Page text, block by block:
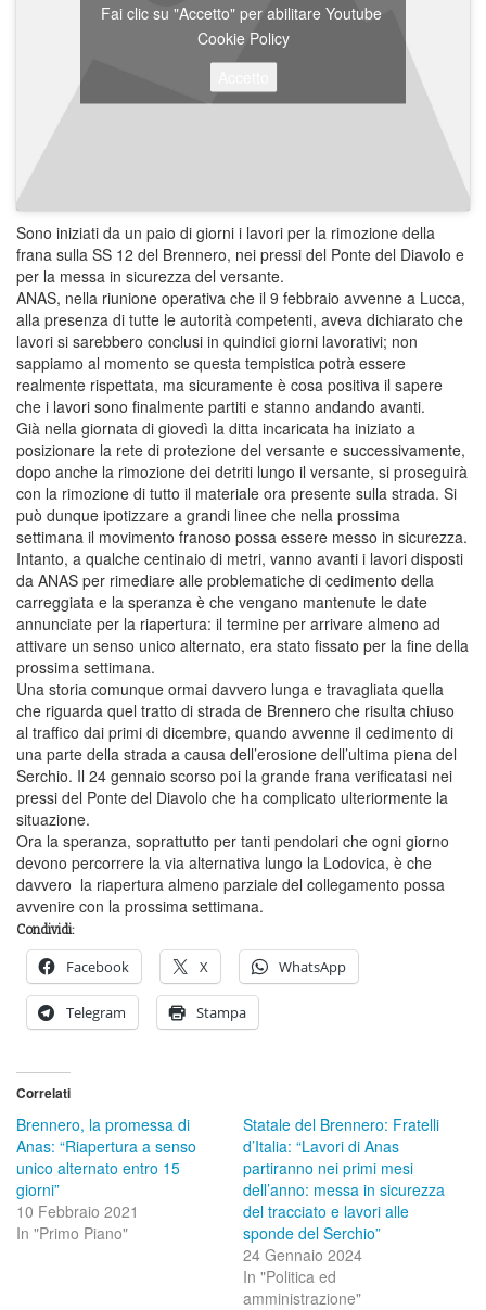
Fai clic su "Accetto" per abilitare Youtube
Cookie Policy
Sono iniziati da un paio di giorni i lavori per la rimozione della
frana sulla SS 12 del Brennero, nei pressi del Ponte del Diavolo e
per la messa in sicurezza del versante.
ANAS, nella riunione operativa che il 9 febbraio avvenne a Lucca,
alla presenza di tutte le autorità competenti, aveva dichiarato che
lavori si sarebbero conclusi in quindici giorni lavorativi; non
sappiamo al momento se questa tempistica potrà essere
realmente rispettata, ma sicuramente è cosa positiva il sapere
che i lavori sono finalmente partiti e stanno andando avanti.
Già nella giornata di giovedì la ditta incaricata ha iniziato a
posizionare la rete di protezione del versante e successivamente,
dopo anche la rimozione dei detriti lungo il versante, si proseguirà
con la rimozione di tutto il materiale ora presente sulla strada. Si
può dunque ipotizzare a grandi linee che nella prossima
settimana il movimento franoso possa essere messo in sicurezza.
Intanto, a qualche centinaio di metri, vanno avanti i lavori disposti
da ANAS per rimediare alle problematiche di cedimento della
carreggiata e la speranza è che vengano mantenute le date
annunciate per la riapertura: il termine per arrivare almeno ad
attivare un senso unico alternato, era stato fissato per la fine della
prossima settimana.
Una storia comunque ormai davvero lunga e travagliata quella
che riguarda quel tratto di strada de Brennero che risulta chiuso
al traffico dai primi di dicembre, quando avvenne il cedimento di
una parte della strada a causa dell’erosione dell’ultima piena del
Serchio. Il 24 gennaio scorso poi la grande frana verificatasi nei
pressi del Ponte del Diavolo che ha complicato ulteriormente la
situazione.
Ora la speranza, soprattutto per tanti pendolari che ogni giorno
devono percorrere la via alternativa lungo la Lodovica, è che
davvero la riapertura almeno parziale del collegamento possa
avvenire con la prossima settimana.
Condividi:
Facebook X WhatsApp
Telegram Stampa
Correlati
Brennero, la promessa di
Anas: “Riapertura a senso
unico alternato entro 15
giorni”
10 Febbraio 2021
In "Primo Piano"
Statale del Brennero: Fratelli
d’Italia: “Lavori di Anas
partiranno nei primi mesi
dell’anno: messa in sicurezza
del tracciato e lavori alle
sponde del Serchio”
24 Gennaio 2024
In "Politica ed
amministrazione"